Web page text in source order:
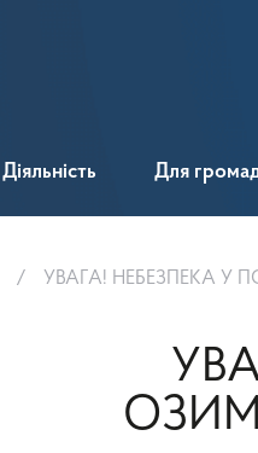
Діяльність Для
УВАГА! НЕБЕЗПЕКА У